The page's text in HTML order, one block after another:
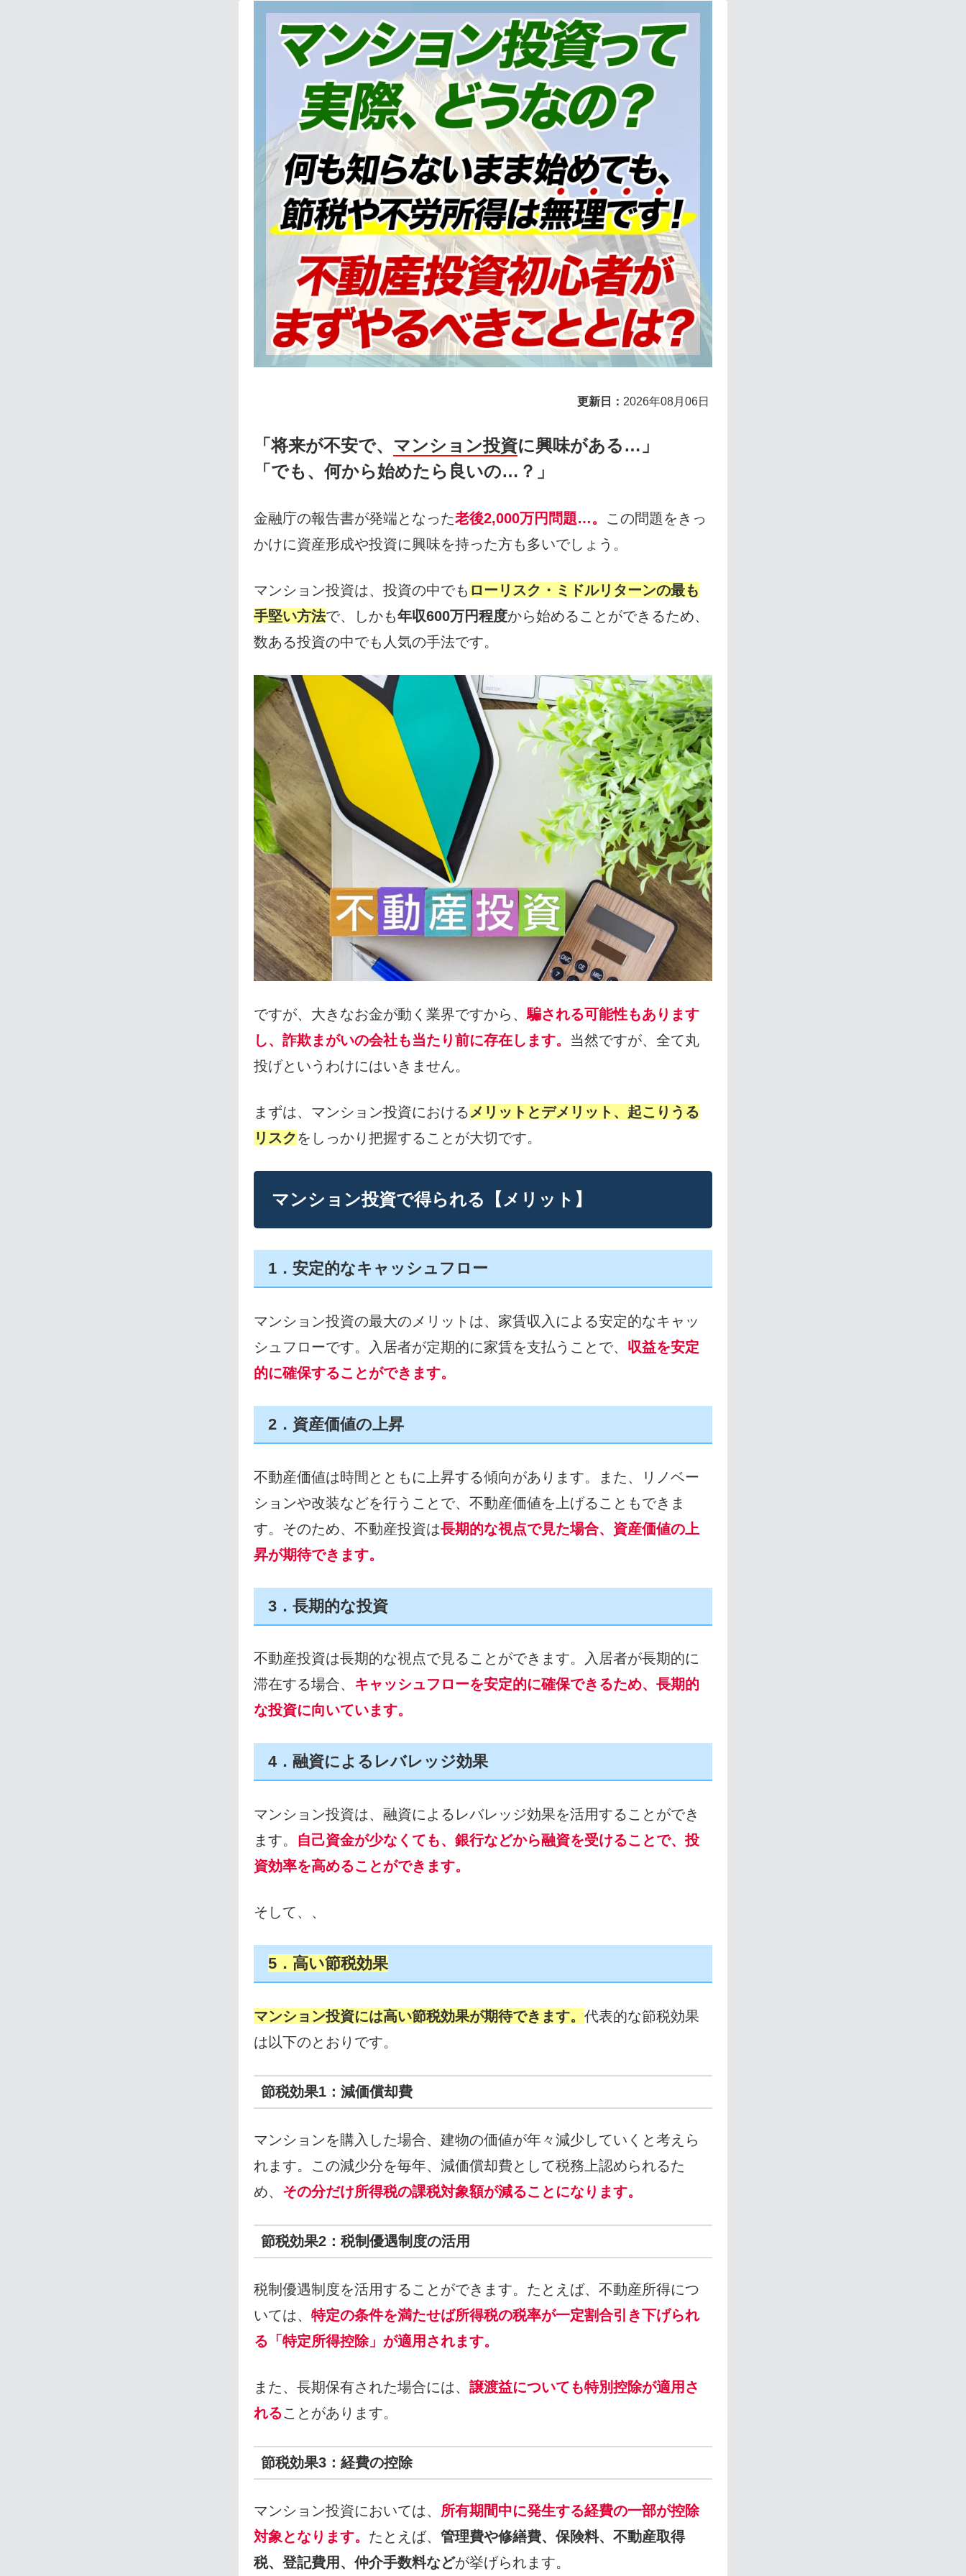
更新日： 2026年08月06日
「将来が不安で、 マンション投資に興味がある…」
「でも、何から始めたら良いの…？」
金融庁の報告書が発端となった老後2,000万円問題…。 この問題をきっ
かけに資産形成や投資に興味を持った方も多いでしょう。
マンション投資は、投資の中でも ローリスク・ミドルリターンの最も
手堅い方法で、しかも年収600万円程度から始めることができるため、
数ある投資の中でも人気の手法です。
ですが、大きなお金が動く業界ですから、騙される可能性もあります
し、詐欺まがいの会社も当たり前に存在します。 当然ですが、全て丸
投げというわけにはいきません。
まずは、マンション投資における メリットとデメリット、起こりうる
リスクをしっかり把握することが大切です。
マンション投資で得られる【メリット】
1．安定的なキャッシュフロー
マンション投資の最大のメリットは、家賃収入による安定的なキャッ
シュフローです。入居者が定期的に家賃を支払うことで、 収益を安定
的に確保することができます。
2．資産価値の上昇
不動産価値は時間とともに上昇する傾向があります。また、リノベー
ションや改装などを行うことで、不動産価値を上げることもできま
す。そのため、不動産投資は長期的な視点で見た場合、資産価値の上
昇が期待できます。
3．長期的な投資
不動産投資は長期的な視点で見ることができます。入居者が長期的に
滞在する場合、 キャッシュフローを安定的に確保できるため、長期的
な投資に向いています。
4．融資によるレバレッジ効果
マンション投資は、融資によるレバレッジ効果を活用することができ
ます。 自己資金が少なくても、銀行などから融資を受けることで、投
資効率を高めることができます。
そして、、
5．高い節税効果
マンション投資には高い節税効果が期待できます。 代表的な節税効果
は以下のとおりです。
節税効果1：減価償却費
マンションを購入した場合、建物の価値が年々減少していくと考えら
れます。この減少分を毎年、減価償却費として税務上認められるた
め、 その分だけ所得税の課税対象額が減ることになります。
節税効果2：税制優遇制度の活用
税制優遇制度を活用することができます。たとえば、不動産所得につ
いては、 特定の条件を満たせば所得税の税率が一定割合引き下げられ
る「特定所得控除」が適用されます。
また、長期保有された場合には、 譲渡益についても特別控除が適用さ
れることがあります。
節税効果3：経費の控除
マンション投資においては、 所有期間中に発生する経費の一部が控除
対象となります。 たとえば、 管理費や修繕費、保険料、不動産取得
税、登記費用、仲介手数料などが挙げられます。